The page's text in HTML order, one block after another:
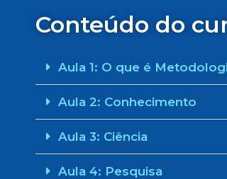
Conteúdo do
Aula 1: O que é
Aula 2: Conhecimento
Aula 3: Ciência
Aula 4: Pesquisa